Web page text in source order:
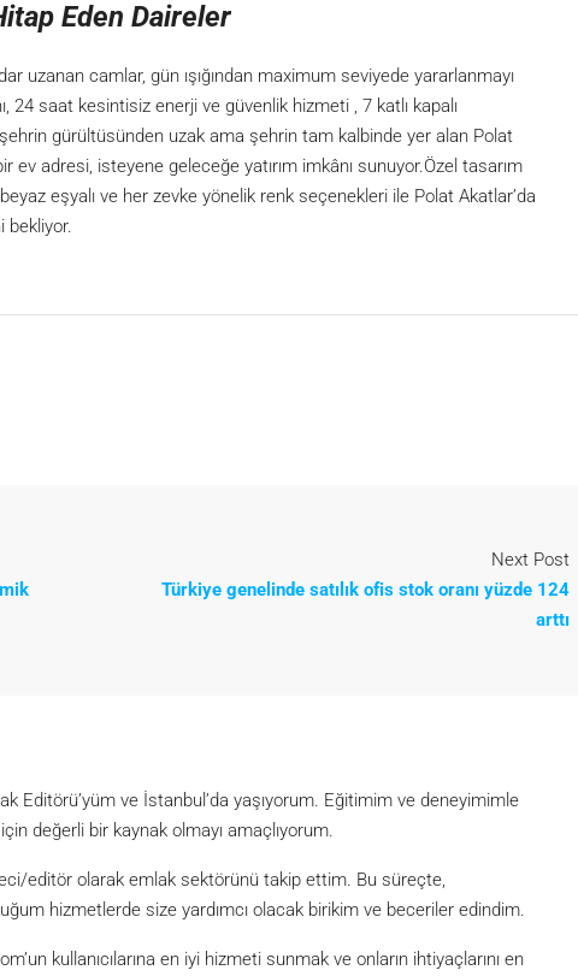
Eden Daireler
uzanan camlar, gün ışığından maximum seviyede yararlanmayı
24 saat kesintisiz enerji ve güvenlik hizmeti , 7 katlı kapalı
gürültüsünden uzak ama şehrin tam kalbinde yer alan Polat
ev adresi, isteyene geleceğe yatırım imkânı sunuyor.Özel tasarım
eşyalı ve her zevke yönelik renk seçenekleri ile Polat Akatlar’da
bekliyor.
Next Post
Türkiye genelinde satılık ofis stok oranı yüzde 124
arttı
Editörü’yüm ve İstanbul’da yaşıyorum. Eğitimim ve deneyimimle
değerli bir kaynak olmayı amaçlıyorum.
editör olarak emlak sektörünü takip ettim. Bu süreçte,
hizmetlerde size yardımcı olacak birikim ve beceriler edindim.
kullanıcılarına en iyi hizmeti sunmak ve onların ihtiyaçlarını en